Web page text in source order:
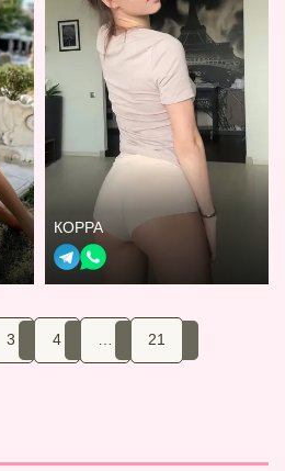
КОРРА
3 4 21